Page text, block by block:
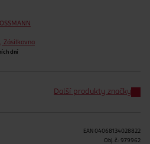
Zásilkovna
dní
Další produkty značky
EAN 04068134028822
Obj. č.: 979962